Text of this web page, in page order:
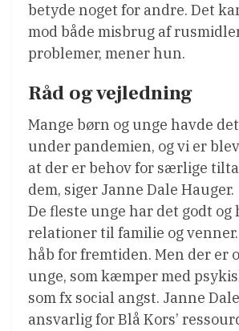
betyde noget for andre. Det
mod både misbrug af
problemer, mener hun.
Råd og vejledning
Mange børn og unge havde
under pandemien, og vi er
at der er behov for særlige
dem, siger Janne Dale Hauger.
De fleste unge har det godt og
relationer til familie og
håb for fremtiden. Men der er
unge, som kæmper med
som fx social angst. Janne
ansvarlig for Blå Kors’